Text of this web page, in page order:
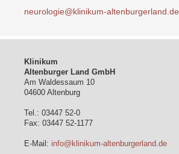
neurologie@klinikum-altenburgerland.de
Klinikum
Altenburger Land GmbH
Am Waldessaum 10
04600 Altenburg
Tel.: 03447 52-0
Fax: 03447 52-1177
E-Mail: info@klinikum-altenburgerland.de